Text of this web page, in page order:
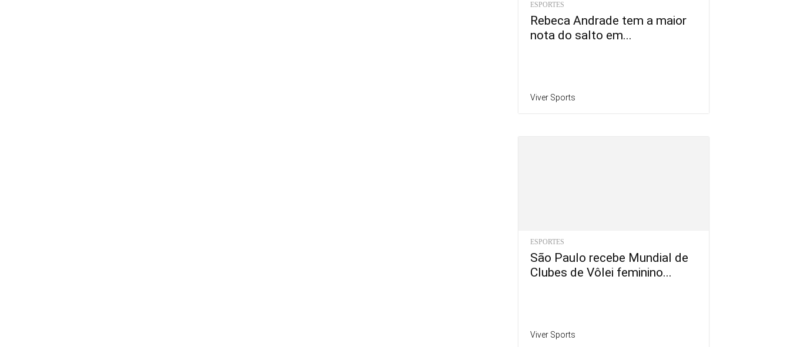
ESPORTES
Rebeca Andrade tem a maior
nota do salto em...
Viver Sports
ESPORTES
São Paulo recebe Mundial de
Clubes de Vôlei feminino...
Viver Sports